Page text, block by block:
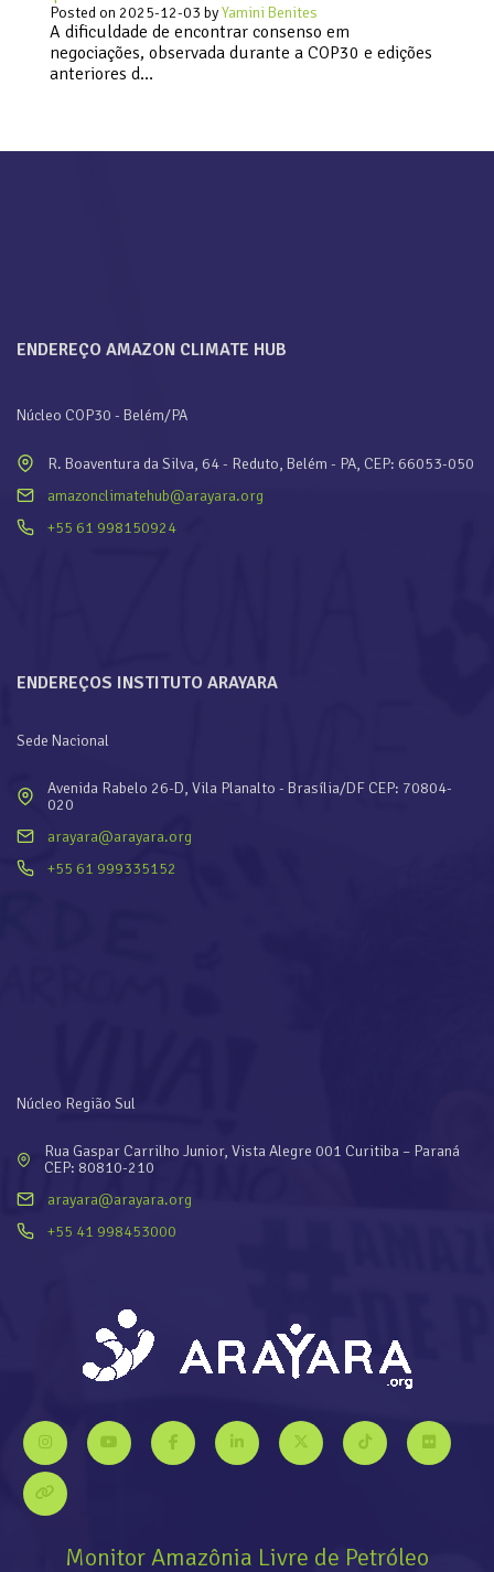
Posted on 2025-12-03 byYamini Benites
A dificuldade de encontrar consenso em
negociações, observada durante a COP30 e edições
anteriores d…
ENDEREÇO AMAZON CLIMATE HUB
Núcleo COP30 - Belém/PA
R. Boaventura da Silva, 64 - Reduto, Belém - PA, CEP: 66053-050
amazonclimatehub@arayara.org
+55 61 998150924
ENDEREÇOS INSTITUTO ARAYARA
Sede Nacional
Avenida Rabelo 26-D, Vila Planalto - Brasília/DF CEP: 70804-
020
arayara@arayara.org
+55 61 999335152
Núcleo Região Sul
Rua Gaspar Carrilho Junior, Vista Alegre 001 Curitiba – Paraná
CEP: 80810-210
arayara@arayara.org
+55 41 998453000
Monitor Amazônia Livre de Petróleo